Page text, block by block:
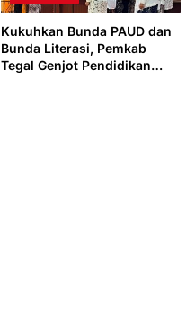
Kukuhkan Bunda PAUD dan
Bunda Literasi, Pemkab
Tegal Genjot Pendidikan